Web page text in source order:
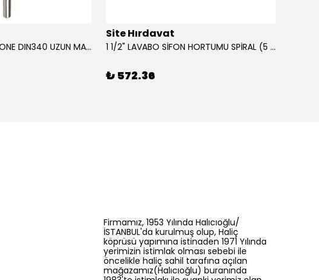
0.80x27x50mm KRONE DIN340 UZUN MATKAP UCU HSS 10 Adet
Site Hırdavat
1 1/2" LAVABO SİFON HORTUMU SPİRAL (5 MT)
₺ 572.36
Firmamız, 1953 Yılında Halıcıoğlu/
İSTANBUL'da kurulmuş olup, Haliç
köprüsü yapımına istinaden 1971 Yılında
yerimizin istimlak olması sebebi ile
öncelikle haliç sahil tarafına açılan
mağazamız(Halıcıoğlu) buranında